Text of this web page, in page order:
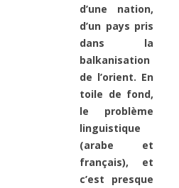
d’une nation,
d’un pays pris
dans la
balkanisation
de l’orient. En
toile de fond,
le problème
linguistique
(arabe et
français), et
c’est presque